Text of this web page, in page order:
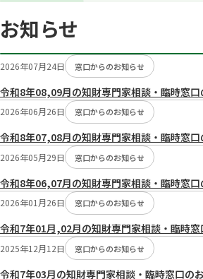
お知らせ
2026年07月24日 窓口からのお知らせ
令和8年08,09月の知財専門家相談・臨時窓口
2026年06月26日 窓口からのお知らせ
令和8年07,08月の知財専門家相談・臨時窓口
2026年05月29日 窓口からのお知らせ
令和8年06,07月の知財専門家相談・臨時窓口
2026年01月26日 窓口からのお知らせ
令和7年01月,02月の知財専門家相談・臨時窓
2025年12月12日 窓口からのお知らせ
令和7年03月の知財専門家相談・臨時窓口の